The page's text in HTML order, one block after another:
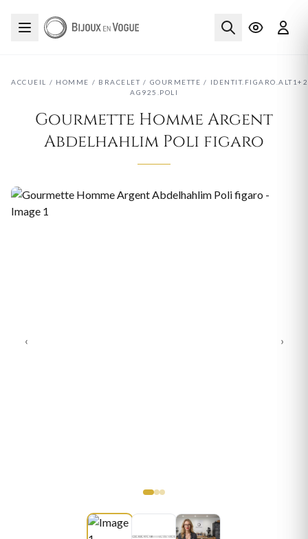
ACCUEIL / HOMME / BRACELET / GOURMETTE / IDENTIT.FIGARO.ALT1+2
AG925.POLI
Gourmette Homme Argent
Abdelhahlim Poli figaro
‹ ›